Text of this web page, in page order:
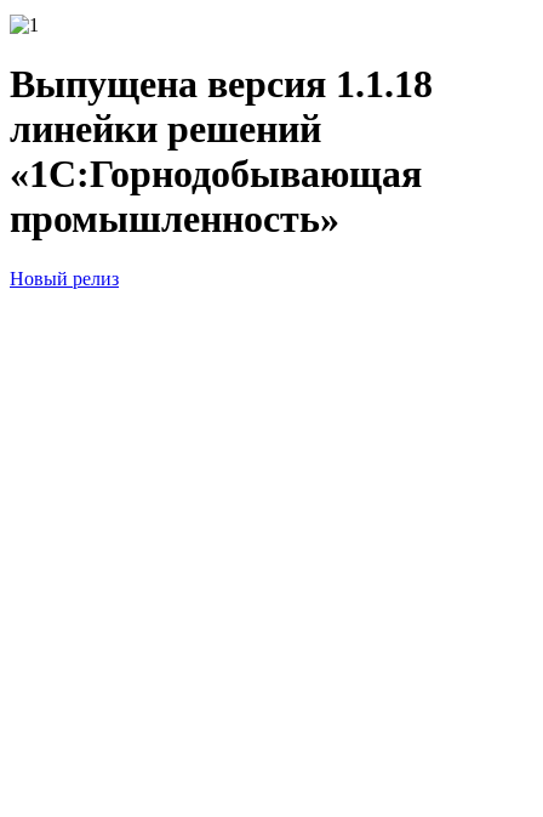
Выпущена версия 1.1.18
линейки решений
«1С:Горнодобывающая
промышленность»
Новый релиз